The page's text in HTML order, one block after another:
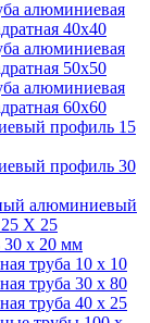
алюминиевая
40х40
алюминиевая
50х50
алюминиевая
60х60
профиль 15
профиль 30
алюминиевый
Х 25
х 20 мм
труба 10 х 10
труба 30 х 80
труба 40 х 25